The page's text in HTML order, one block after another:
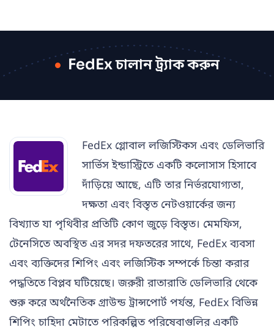
FedEx চালান ট্র্যাক করুন
FedEx গ্লোবাল লজিস্টিকস এবং ডেলিভারি
সার্ভিস ইন্ডাস্ট্রিতে একটি কলোসাস হিসাবে
দাঁড়িয়ে আছে, এটি তার নির্ভরযোগ্যতা,
দক্ষতা এবং বিস্তৃত নেটওয়ার্কের জন্য
বিখ্যাত যা পৃথিবীর প্রতিটি কোণ জুড়ে বিস্তৃত। মেমফিস,
টেনেসিতে অবস্থিত এর সদর দফতরের সাথে, FedEx ব্যবসা
এবং ব্যক্তিদের শিপিং এবং লজিস্টিক সম্পর্কে চিন্তা করার
পদ্ধতিতে বিপ্লব ঘটিয়েছে। জরুরী রাতারাতি ডেলিভারি থেকে
শুরু করে অর্থনৈতিক গ্রাউন্ড ট্রান্সপোর্ট পর্যন্ত, FedEx বিভিন্ন
শিপিং চাহিদা মেটাতে পরিকল্পিত পরিষেবাগুলির একটি